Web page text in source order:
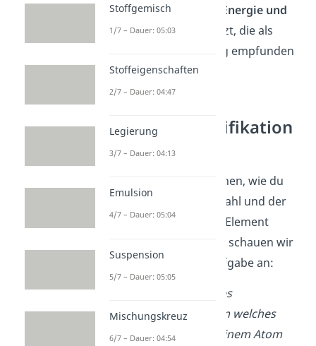
stattfinden, werden
Energie und
Neutronenfreigesetzt, die als
radioaktive Strahlung empfunden
werden.
Elementidentifikation
— Beispiel
Um besser zu verstehen, wie du
anhand der Massenzahl und der
Kernladungszahl ein Element
identifizieren kannst, schauen wir
uns mal folgende Aufgabe an:
Bestimme mithilfe des
Periodensystems
, um welches
Element es sich bei einem Atom
Stoffgemisch
1/7 – Dauer: 05:03
Stoffeigenschaften
2/7 – Dauer: 04:47
Legierung
3/7 – Dauer: 04:13
Emulsion
4/7 – Dauer: 05:04
Suspension
5/7 – Dauer: 05:05
Mischungskreuz
6/7 – Dauer: 04:54